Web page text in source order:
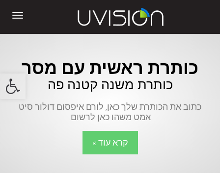
פתח כותרת ראשית עם מסר
כותרת משנה קטנה פה
כתוב את הכותרת שלך כאן, לורם איפסום דולור סיט
אמט משהו כאן לרשום.
קרא עוד »